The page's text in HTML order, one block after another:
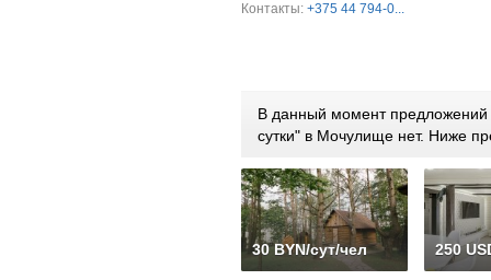
Контакты: +375 44 794-0...
В данный момент
сутки" в Мочулище нет. Ниже
30 BYN/сут/чел 250